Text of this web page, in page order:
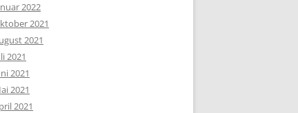
2022
2021
2021
2021
2021
2021
2021